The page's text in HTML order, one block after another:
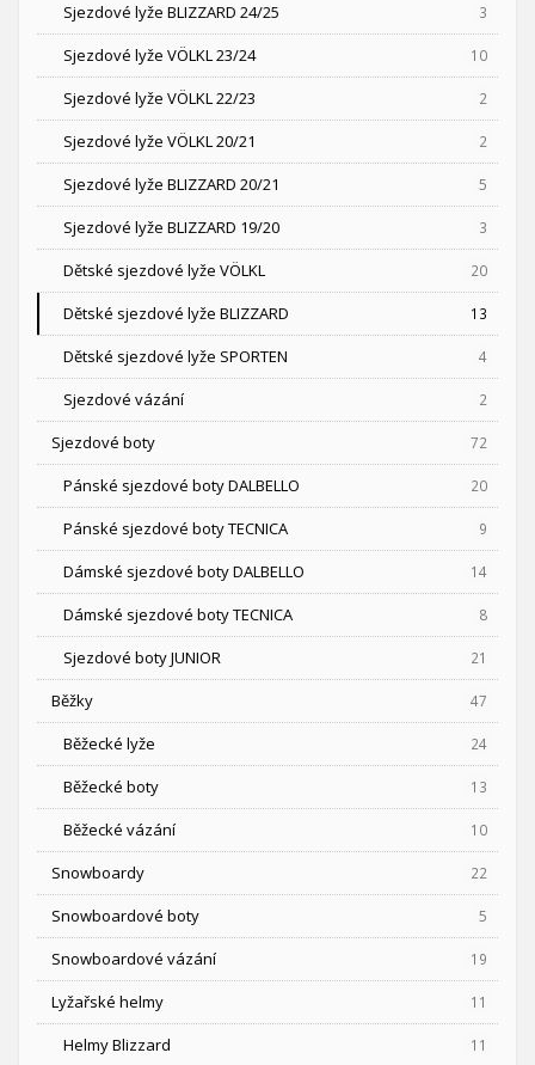
Sjezdové lyže BLIZZARD 24/25 3
Sjezdové lyže VÖLKL 23/24 10
Sjezdové lyže VÖLKL 22/23 2
Sjezdové lyže VÖLKL 20/21 2
Sjezdové lyže BLIZZARD 20/21 5
Sjezdové lyže BLIZZARD 19/20 3
Dětské sjezdové lyže VÖLKL 20
Dětské sjezdové lyže BLIZZARD 13
Dětské sjezdové lyže SPORTEN 4
Sjezdové vázání 2
Sjezdové boty 72
Pánské sjezdové boty DALBELLO 20
Pánské sjezdové boty TECNICA 9
Dámské sjezdové boty DALBELLO 14
Dámské sjezdové boty TECNICA 8
Sjezdové boty JUNIOR 21
Běžky 47
Běžecké lyže 24
Běžecké boty 13
Běžecké vázání 10
Snowboardy 22
Snowboardové boty 5
Snowboardové vázání 19
Lyžařské helmy 11
Helmy Blizzard 11